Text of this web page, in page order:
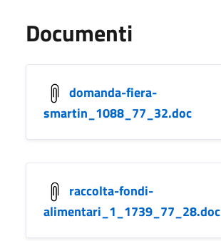
Documenti
domanda-fiera-
smartin_1088_77_32.doc
raccolta-fondi-
alimentari_1_1739_77_28.doc